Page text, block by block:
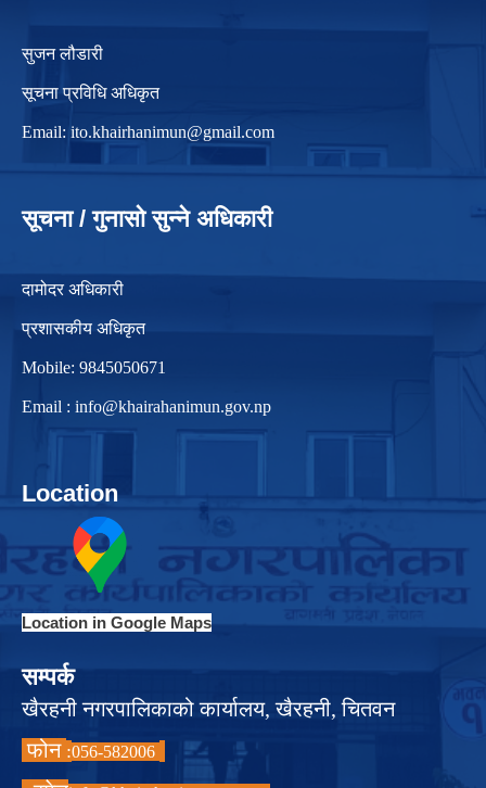
सुजन लौडारी
सूचना प्रविधि अधिकृत
Email: ito.khairhanimun@gmail.com
सूचना / गुनासो सुन्ने अधिकारी
दामोदर अधिकारी
प्रशासकीय अधिकृत
Mobile: 9845050671
Email : info@khairahanimun.gov.np
Location
Location in Google Maps
सम्पर्क
खैरहनी नगरपालिकाको कार्यालय, खैरहनी, चितवन
फोन :